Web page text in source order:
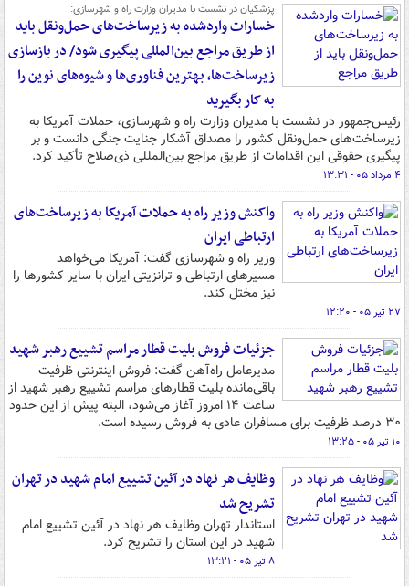
پزشکیان در نشست با مدیران وزارت راه و شهرسازی:
خسارات واردشده به زیرساخت‌های حمل‌ونقل باید
از طریق مراجع بین‌المللی پیگیری شود/ در بازسازی
زیرساخت‌ها، بهترین فناوری‌ها و شیوه‌های نوین را
به کار بگیرید
رئیس‌جمهور در نشست با مدیران وزارت راه و شهرسازی، حملات آمریکا به
زیرساخت‌های حمل‌ونقل کشور را مصداق آشکار جنایت جنگی دانست و بر
پیگیری حقوقی این اقدامات از طریق مراجع بین‌المللی ذی‌صلاح تأکید کرد.
۴ مرداد ۰۵ - ۱۳:۳۱
واکنش وزیر راه به حملات آمریکا به زیرساخت‌های
ارتباطی ایران
وزیر راه و شهرسازی گفت: آمریکا می‌خواهد
مسیرهای ارتباطی و ترانزیتی ایران با سایر کشورها را
نیز مختل کند.
۲۷ تیر ۰۵ - ۱۲:۲۰
جزئیات فروش بلیت قطار مراسم تشییع رهبر شهید
مدیرعامل راه‌آهن گفت: فروش اینترنتی ظرفیت
باقی‌مانده بلیت قطارهای مراسم تشییع رهبر شهید از
ساعت ۱۴ امروز آغاز می‌شود، البته پیش از این حدود
۳۰ درصد ظرفیت برای مسافران عادی به فروش رسیده است.
۱۰ تیر ۰۵ - ۱۳:۲۵
وظایف هر نهاد در آئین تشییع امام شهید در تهران
تشریح شد
استاندار تهران وظایف هر نهاد در آئین تشییع امام
شهید در این استان را تشریح کرد.
۸ تیر ۰۵ - ۱۳:۲۱